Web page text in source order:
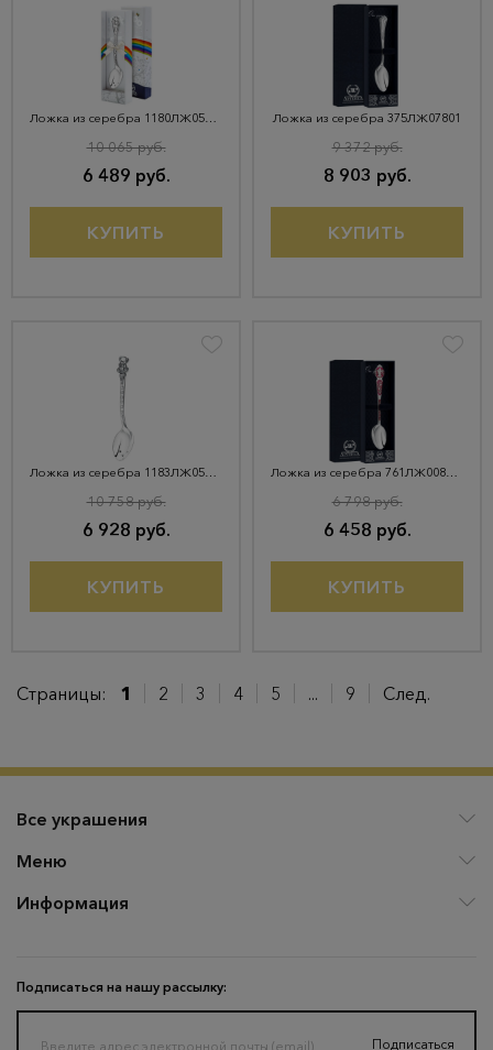
Ложка из серебра 1180ЛЖ05806
6 489 руб.
10 065 руб.
КУПИТЬ
Ложка из серебра 375ЛЖ07801
8 903 руб.
9 372 руб.
КУПИТЬ
Ложка из серебра 1183ЛЖ05806
6 928 руб.
10 758 руб.
КУПИТЬ
Ложка из серебра 761ЛЖ00807_к
6 458 руб.
6 798 руб.
КУПИТЬ
Страницы: 1 2 3 4 5 ... 9 След.
Подписаться на нашу рассылку:
Подписаться
Все украшения
Меню
Информация